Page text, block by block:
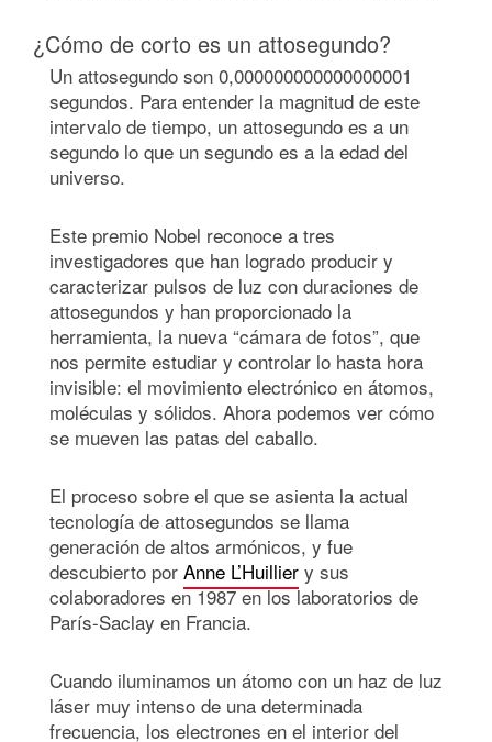
¿Cómo de corto es un attosegundo?
Un attosegundo son 0,000000000000000001
segundos. Para entender la magnitud de este
intervalo de tiempo, un attosegundo es a un
segundo lo que un segundo es a la edad del
universo.
Este premio Nobel reconoce a tres
investigadores que han logrado producir y
caracterizar pulsos de luz con duraciones de
attosegundos y han proporcionado la
herramienta, la nueva “cámara de fotos”, que
nos permite estudiar y controlar lo hasta hora
invisible: el movimiento electrónico en átomos,
moléculas y sólidos. Ahora podemos ver cómo
se mueven las patas del caballo.
El proceso sobre el que se asienta la actual
tecnología de attosegundos se llama
generación de altos armónicos, y fue
descubierto por Anne L’Huillier y sus
colaboradores en 1987 en los laboratorios de
París-Saclay en Francia.
Cuando iluminamos un átomo con un haz de luz
láser muy intenso de una determinada
frecuencia, los electrones en el interior del